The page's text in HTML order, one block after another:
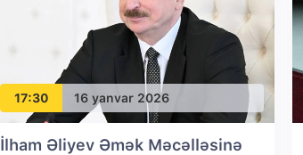
17:30 16 yanvar 2026
İlham Əliyev Əmək Məcəlləsinə